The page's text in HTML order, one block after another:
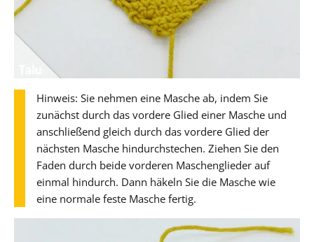
Hinweis: Sie nehmen eine Masche ab, indem Sie
zunächst durch das vordere Glied einer Masche und
anschließend gleich durch das vordere Glied der
nächsten Masche hindurchstechen. Ziehen Sie den
Faden durch beide vorderen Maschenglieder auf
einmal hindurch. Dann häkeln Sie die Masche wie
eine normale feste Masche fertig.